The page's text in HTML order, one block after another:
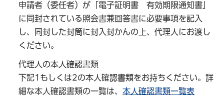
申請者（委任者）が「電子証明書 有効期限通知書」
に同封されている照会書兼回答書に必要事項を記入
し、同封した封筒に封入封かんの上、代理人にお渡し
ください。
代理人の本人確認書類
下記1もしくは2の本人確認書類をお持ちください。詳
細な本人確認書類の一覧は、 本人確認書類一覧表